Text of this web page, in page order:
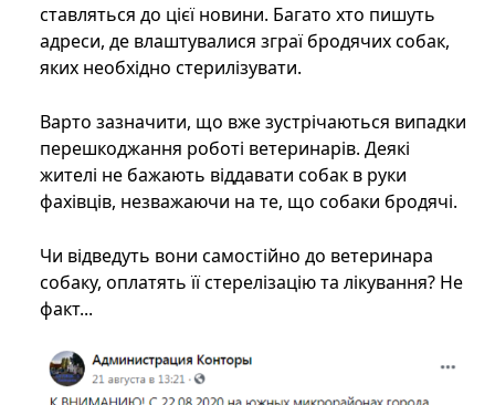
ставляться до цієї новини. Багато хто пишуть
адреси, де влаштувалися зграї бродячих собак,
яких необхідно стерилізувати.
Варто зазначити, що вже зустрічаються випадки
перешкоджання роботі ветеринарів. Деякі
жителі не бажають віддавати собак в руки
фахівців, незважаючи на те, що собаки бродячі.
Чи відведуть вони самостійно до ветеринара
собаку, оплатять її стерелізацію та лікування? Не
факт...